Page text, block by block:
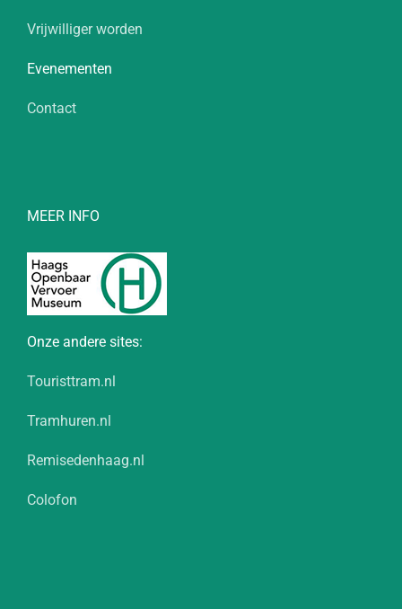
Vrijwilliger worden
Evenementen
Contact
MEER INFO
Onze andere sites:
Touristtram.nl
Tramhuren.nl
Remisedenhaag.nl
Colofon